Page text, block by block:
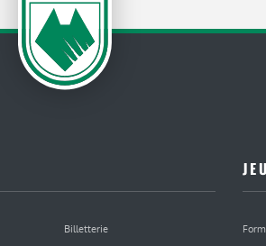
Billetterie